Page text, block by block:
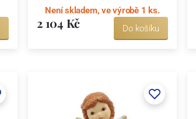
Není skladem, ve výrobě 1 ks.
2 104 Kč Do košíku